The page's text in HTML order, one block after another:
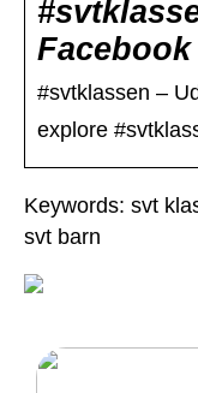
Facebook
‪#‎svtklassen‬ –
explore
Keywords: svt
svt barn